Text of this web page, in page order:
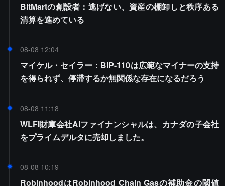
BitMartの創設者：逃げない、資産の棚卸しと秩序ある
清算を進めている
08-08 12:04
マイケル・セイラー：BIP-110は広範なマイナーの支持
を得られず、停滞するか無関係な存在になるだろう
08-08 11:18
WLFI財庫会社AIファイナンシャルは、カナダの子会社
をプライムデルタに売却しました。
08-08 10:19
RobinhoodはRobinhood Chain Gasの補助金の閾値